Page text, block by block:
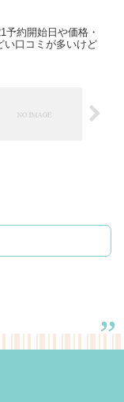
予約開始日や価格・
い口コミが多いけど